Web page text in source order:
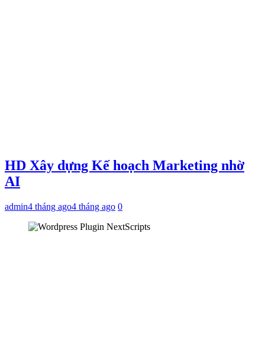
HD Xây dựng Kế hoạch Marketing nhờ
AI
admin4 tháng ago4 tháng ago 0